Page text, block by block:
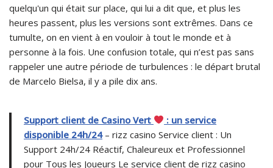
quelqu'un qui était sur place, qui lui a dit que, et plus les
heures passent, plus les versions sont extrêmes. Dans ce
tumulte, on en vient à en vouloir à tout le monde et à
personne à la fois. Une confusion totale, qui n’est pas sans
rappeler une autre période de turbulences : le départ brutal
de Marcelo Bielsa, il y a pile dix ans.
Support client de Casino Vert
: un service
disponible 24h/24– rizz casino Service client : Un
Support 24h/24 Réactif, Chaleureux et Professionnel
pour Tous les Joueurs Le service client de rizz casino